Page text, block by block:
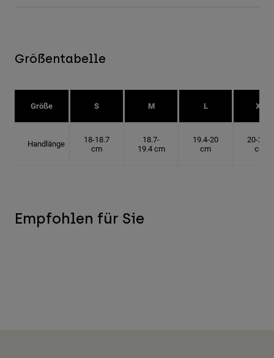
Größentabelle
Größe S M L XL
Handlänge
18-18.7
cm
18.7-
19.4 cm
19.4-20
cm
20-20.6
cm
Empfohlen für Sie